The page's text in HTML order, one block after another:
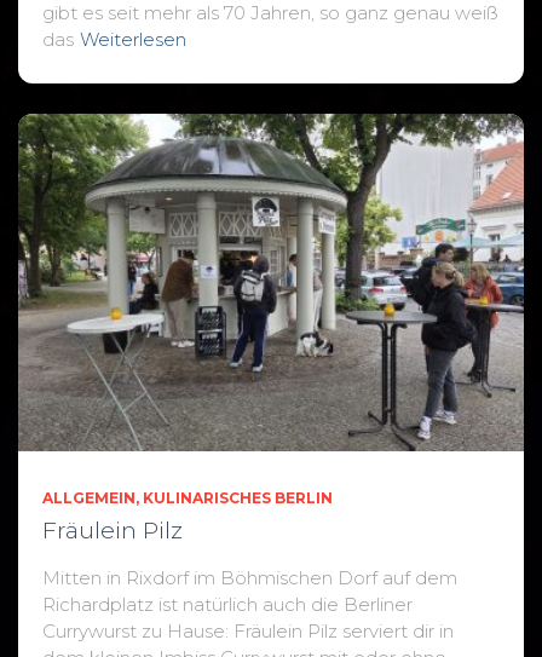
gibt es seit mehr als 70 Jahren, so ganz genau weiß
das Weiterlesen
ALLGEMEIN KULINARISCHES BERLIN
Fräulein Pilz
Mitten in Rixdorf im Böhmischen Dorf auf dem
Richardplatz ist natürlich auch die Berliner
Currywurst zu Hause: Fräulein Pilz serviert dir in